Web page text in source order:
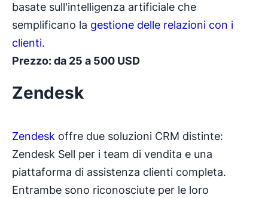
basate sull'intelligenza artificiale che
semplificano la gestione delle relazioni con i
clienti.
Prezzo: da 25 a 500 USD
Zendesk
Zendesk offre due soluzioni CRM distinte:
Zendesk Sell per i team di vendita e una
piattaforma di assistenza clienti completa.
Entrambe sono riconosciute per le loro